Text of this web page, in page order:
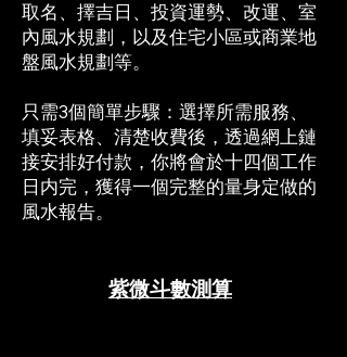
取名、擇吉日、投資運勢、改運、室
內風水規劃，以及住宅小區或商業地
盤風水規劃等。​
只需3個簡單步驟：選擇所需服務、
填妥表格、清楚收費後，透過網上鏈
接安排好付款，​你將會於十四個工作
日内完，獲得一個完整的量身定做的
風水報告。
紫微斗數測算